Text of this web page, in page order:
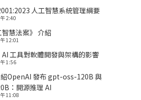
人工智慧系統管理綱要
2:40
慧法案》 介紹
12:01
工具對軟體開發與架構的影響
1:56
OpenAI 發布 gpt-oss-120B 與
：開源推理 AI
11:08